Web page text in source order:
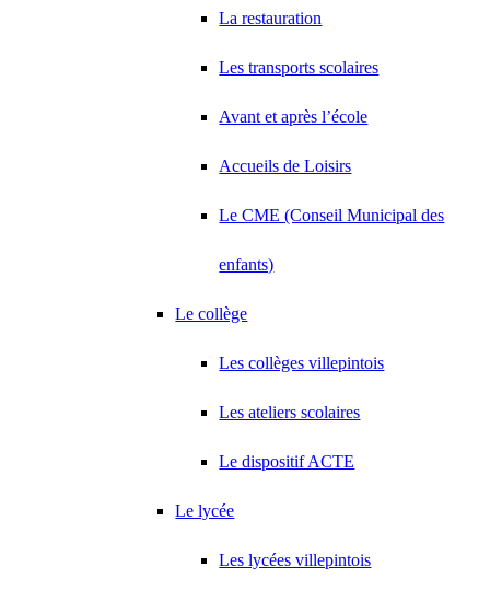
La restauration
Les transports scolaires
Avant et après l’école
Accueils de Loisirs
Le CME (Conseil Municipal des
enfants)
Le collège
Les collèges villepintois
Les ateliers scolaires
Le dispositif ACTE
Le lycée
Les lycées villepintois